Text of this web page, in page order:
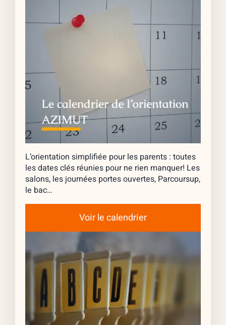
L’orientation simplifiée pour les parents : toutes
les dates clés réunies pour ne rien manquer! Les
salons, les journées portes ouvertes, Parcoursup,
le bac…
Voir le calendrier